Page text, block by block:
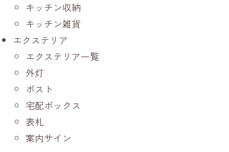
キッチン収納
キッチン雑貨
エクステリア
エクステリア一覧
外灯
ポスト
宅配ボックス
表札
案内サイン